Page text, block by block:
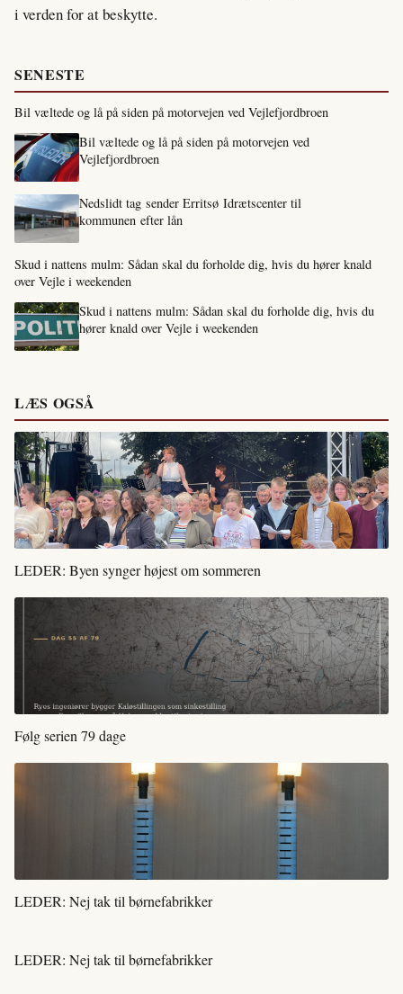
i verden for at beskytte.
SENESTE
Bil væltede og lå på siden på motorvejen ved Vejlefjordbroen
Bil væltede og lå på siden på motorvejen ved
Vejlefjordbroen
Nedslidt tag sender Erritsø Idrætscenter til
kommunen efter lån
Skud i nattens mulm: Sådan skal du forholde dig, hvis du hører knald
over Vejle i weekenden
Skud i nattens mulm: Sådan skal du forholde dig, hvis du
hører knald over Vejle i weekenden
LÆS OGSÅ
LEDER: Byen synger højest om sommeren
Følg serien 79 dage
LEDER: Nej tak til børnefabrikker
LEDER: Nej tak til børnefabrikker